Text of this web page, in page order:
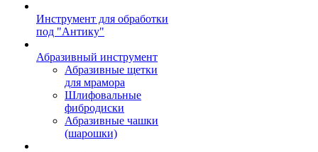
Инструмент для обработки
под "Антику"
Абразивный инструмент
Абразивные щетки
для мрамора
Шлифовальные
фибродиски
Абразивные чашки
(шарошки)